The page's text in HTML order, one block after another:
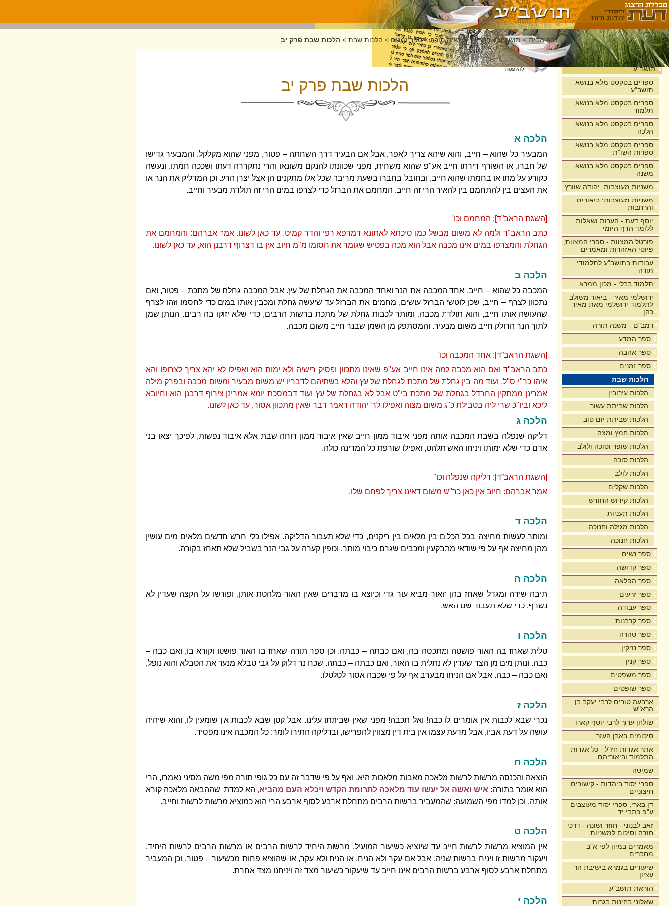
בית
תושב"ע
ספרים בטקסט מלא בנושא
תושב"ע
ספרים בטקסט מלא בנושא
תלמוד
ספרים בטקסט מלא בנושא
הלכה
ספרים בטקסט מלא בנושא
ספרות השו"ת
ספרים בטקסט מלא בנושא
משנה
משניות מעוצבות: יהודה שוורץ
משניות מעוצבות: ביאורים
והרחבות
יוסף דעת - הערות ושאלות
ללומד הדף היומי
פורטל המצוות - ספרי המצוות,
פיוטי האזהרות ומאמרים
עבודות בתושב"ע לתלמודי
תורה
תלמוד בבלי - מכון ממרא
ירושלמי מאיר - ביאור משולב
לתלמוד ירושלמי מאת מאיר
כהן
רמב"ם - משנה תורה
ספר המדע
ספר אהבה
ספר זמנים
הלכות שבת
הלכות עירובין
הלכות שביתת עשור
הלכות שביתת יום טוב
הלכות חמץ ומצה
הלכות שופר וסוכה ולולב
הלכות סוכה
הלכות לולב
הלכות שקלים
הלכות קידוש החודש
הלכות תעניות
הלכות מגילה וחנוכה
הלכות חנוכה
ספר נשים
ספר קדושה
ספר הפלאה
ספר זרעים
ספר עבודה
ספר קרבנות
ספר טהרה
ספר נזיקין
ספר קנין
ספר משפטים
ספר שופטים
ארבעה טורים לרבי יעקב בן
הרא"ש
שולחן ערוך לרבי יוסף קארו
סיכומים באבן העזר
אתר אגדות חז"ל - כל אגדות
התלמוד וביאוריהם
שמיטה
ספרי יסוד ביהדות - קישורים
חיצוניים
דן בארי, ספרי יסוד מעוצבים
ע"פ כתבי יד
זאב לבנוני - חוזר ושונה - דרכי
חזרה וסיכום למשניות
מאמרים במיון לפי א"ב
מחברים
שיעורים בגמרא בישיבת הר
עציון
הוראת תושב"ע
שאלוני בחינות בגרות
דף הבית >תושב"ע >רמב"ם - משנה תורה>ספר זמנים > הלכות שבת > הלכות שבת פרק יב
הלכות שבת פרק יב
הלכה א
המבעיר כל שהוא – חייב, והוא שיהא צריך לאפר, אבל אם הבעיר דרך השחתה – פטור, מפני שהוא מקלקל. והמבעיר גדישו
של חברו, או השורף דירתו חייב אע"פ שהוא משחית, מפני שכוונתו להנקם משונאו והרי נתקררה דעתו ושככה חמתו, ונעשה
כקורע על מתו או בחמתו שהוא חייב, ובחובל בחברו בשעת מריבה שכל אלו מתקנים הן אצל יצרן הרע. וכן המדליק את הנר או
את העצים בין להתחמם בין להאיר הרי זה חייב. המחמם את הברזל כדי לצרפו במים הרי זה תולדת מבעיר וחייב.
[השגת הראב”ד]: המחמם וכו'
כתב הראב"ד ולמה לא משום מבשל כמו סיכתא לאתונא דמרפא רפי והדר קמיט. עד כאן לשונו. אמר אברהם: והמחמם את
הגחלת והמצרפו במים אינו מכבה אבל הוא מכה בפטיש שגומר את חסומו מ"מ חיוב אין בו דצרוף דרבנן הוא, עד כאן לשונו.
הלכה ב
המכבה כל שהוא – חייב, אחד המכבה את הנר ואחד המכבה את הגחלת של עץ. אבל המכבה גחלת של מתכת – פטור, ואם
נתכוון לצרף – חייב, שכן לוטשי הברזל עושים, מחמים את הברזל עד שיעשה גחלת ומכבין אותו במים כדי לחסמו וזהו לצרף
שהעושה אותו חייב, והוא תולדת מכבה. ומותר לכבות גחלת של מתכת ברשות הרבים, כדי שלא יזוקו בה רבים. הנותן שמן
לתוך הנר הדולק חייב משום מבעיר. והמסתפק מן השמן שבנר חייב משום מכבה.
[השגת הראב”ד]: אחד המכבה וכו'
כתב הראב"ד ואם הוא מכבה למה אינו חייב אע"פ שאינו מתכוון ופסיק רישיה ולא ימות הוא ואפילו לא יהא צריך לצרופו והא
איהו כר"י ס"ל, ועוד מה בין גחלת של מתכת לגחלת של עץ והלא בשתיהם לדבריו יש משום מבעיר ומשום מכבה ובפרק מילה
אמרינן ממתקין החרדל בגחלת של מתכת בי"ט אבל לא בגחלת של עץ ועוד דבמסכת יומא אמרינן צירוף דרבנן הוא וחיובא
ליכא וביו"כ שרי ליה בטבילת כ"ג משום מצוה ואפילו לר' יהודה דאמר דבר שאין מתכוון אסור, עד כאן לשונו.
הלכה ג
דליקה שנפלה בשבת המכבה אותה מפני איבוד ממון חייב שאין איבוד ממון דוחה שבת אלא איבוד נפשות, לפיכך יצאו בני
אדם כדי שלא ימותו ויניחו האש תלהט, ואפילו שורפת כל המדינה כולה.
[השגת הראב”ד]: דליקה שנפלה וכו'
אמר אברהם: חיוב אין כאן כר"ש משום דאינו צריך לפחם שלו.
הלכה ד
ומותר לעשות מחיצה בכל הכלים בין מלאים בין ריקנים, כדי שלא תעבור הדליקה. אפילו כלי חרש חדשים מלאים מים עושין
מהן מחיצה אף על פי שודאי מתבקעין ומכבים שגרם כיבוי מותר. וכופין קערה על גבי הנר בשביל שלא תאחז בקורה.
הלכה ה
תיבה שידה ומגדל שאחז בהן האור מביא עור גדי וכיוצא בו מדברים שאין האור מלהטת אותן, ופורשו על הקצה שעדין לא
נשרף, כדי שלא תעבור שם האש.
הלכה ו
טלית שאחז בה האור פושטה ומתכסה בה, ואם כבתה – כבתה. וכן ספר תורה שאחז בו האור פושטו וקורא בו, ואם כבה –
כבה. ונותן מים מן הצד שעדין לא נתלית בו האור, ואם כבתה – כבתה. שכח נר דלוק על גבי טבלא מנער את הטבלא והוא נופל,
ואם כבה – כבה. אבל אם הניחו מבערב אף על פי שכבה אסור לטלטלו.
הלכה ז
נכרי שבא לכבות אין אומרים לו כבה! ואל תכבה! מפני שאין שביתתו עלינו. אבל קטן שבא לכבות אין שומעין לו, והוא שיהיה
עושה על דעת אביו, אבל מדעת עצמו אין בית דין מצווין להפרישו, ובדליקה התירו לומר: כל המכבה אינו מפסיד.
הלכה ח
הוצאה והכנסה מרשות לרשות מלאכה מאבות מלאכות היא. ואף על פי שדבר זה עם כל גופי תורה מפי משה מסיני נאמרו, הרי
הוא אומר בתורה: איש ואשה אל יעשו עוד מלאכה לתרומת הקדש ויכלא העם מהביא, הא למדת: שההבאה מלאכה קורא
אותה. וכן למדו מפי השמועה: שהמעביר ברשות הרבים מתחלת ארבע לסוף ארבע הרי הוא כמוציא מרשות לרשות וחייב.
הלכה ט
אין המוציא מרשות לרשות חייב עד שיוציא כשיעור המועיל, מרשות היחיד לרשות הרבים או מרשות הרבים לרשות היחיד,
ויעקור מרשות זו ויניח ברשות שניה. אבל אם עקר ולא הניח, או הניח ולא עקר, או שהוציא פחות מכשיעור – פטור. וכן המעביר
מתחלת ארבע לסוף ארבע ברשות הרבים אינו חייב עד שיעקור כשיעור מצד זה ויניחנו מצד אחרת.
הלכה י